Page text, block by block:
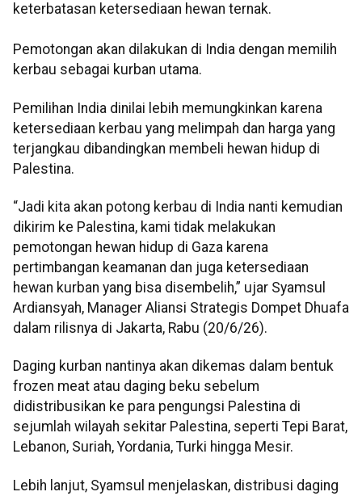
keterbatasan ketersediaan hewan ternak.
Pemotongan akan dilakukan di India dengan memilih
kerbau sebagai kurban utama.
Pemilihan India dinilai lebih memungkinkan karena
ketersediaan kerbau yang melimpah dan harga yang
terjangkau dibandingkan membeli hewan hidup di
Palestina.
“Jadi kita akan potong kerbau di India nanti kemudian
dikirim ke Palestina, kami tidak melakukan
pemotongan hewan hidup di Gaza karena
pertimbangan keamanan dan juga ketersediaan
hewan kurban yang bisa disembelih,” ujar Syamsul
Ardiansyah, Manager Aliansi Strategis Dompet Dhuafa
dalam rilisnya di Jakarta, Rabu (20/6/26).
Daging kurban nantinya akan dikemas dalam bentuk
frozen meat atau daging beku sebelum
didistribusikan ke para pengungsi Palestina di
sejumlah wilayah sekitar Palestina, seperti Tepi Barat,
Lebanon, Suriah, Yordania, Turki hingga Mesir.
Lebih lanjut, Syamsul menjelaskan, distribusi daging